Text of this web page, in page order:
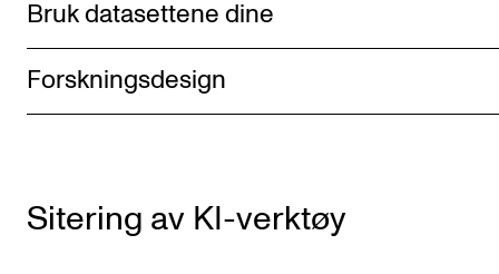
Bruk datasettene dine
Forskningsdesign
Sitering av KI-verktøy